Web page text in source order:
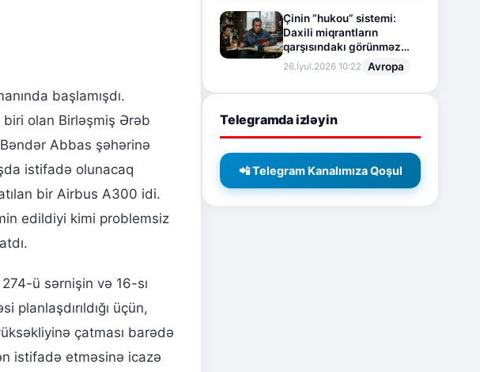
başlamışdı.
olan Birləşmiş Ərəb
Abbas şəhərinə
istifadə olunacaq
bir Airbus A300 idi.
edildiyi kimi problemsiz
ü sərnişin və 16-sı
üçün,
çatması barədə
istifadə etməsinə icazə
Çinin “hukou” sistemi:
Daxili miqrantların
qarşısındakı görünməz
sədd
26.İyul.2026 10:22 Avropa
Telegramda izləyin
📲 Telegram Kanalımıza Qoşul